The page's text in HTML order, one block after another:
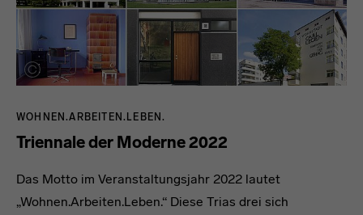
WOHNEN.ARBEITEN.LEBEN.
Triennale der Moderne 2022
Das Motto im Veranstaltungsjahr 2022 lautet
„Wohnen.Arbeiten.Leben.“ Diese Trias drei sich